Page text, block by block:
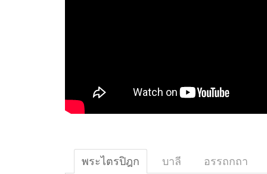
พระไตรปิฎก บาลี อรรถกถา